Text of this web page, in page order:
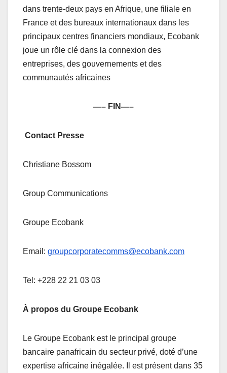
dans trente-deux pays en Afrique, une filiale en
France et des bureaux internationaux dans les
principaux centres financiers mondiaux, Ecobank
joue un rôle clé dans la connexion des
entreprises, des gouvernements et des
communautés africaines
—– FIN—–
Contact Presse
Christiane Bossom
Group Communications
Groupe Ecobank
Email: groupcorporatecomms@ecobank.com
Tel: +228 22 21 03 03
À propos du Groupe Ecobank
Le Groupe Ecobank est le principal groupe
bancaire panafricain du secteur privé, doté d’une
expertise africaine inégalée. Il est présent dans 35